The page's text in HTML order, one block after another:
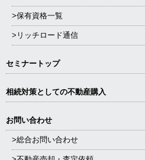
>保有資格一覧
>リッチロード通信
セミナートップ
相続対策としての不動産購入
お問い合わせ
>総合お問い合わせ